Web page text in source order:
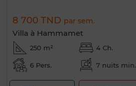
8 700 TND par sem.
Villa à Hammamet
250 m² 4 Ch.
6 Pers. 7 nuits min.